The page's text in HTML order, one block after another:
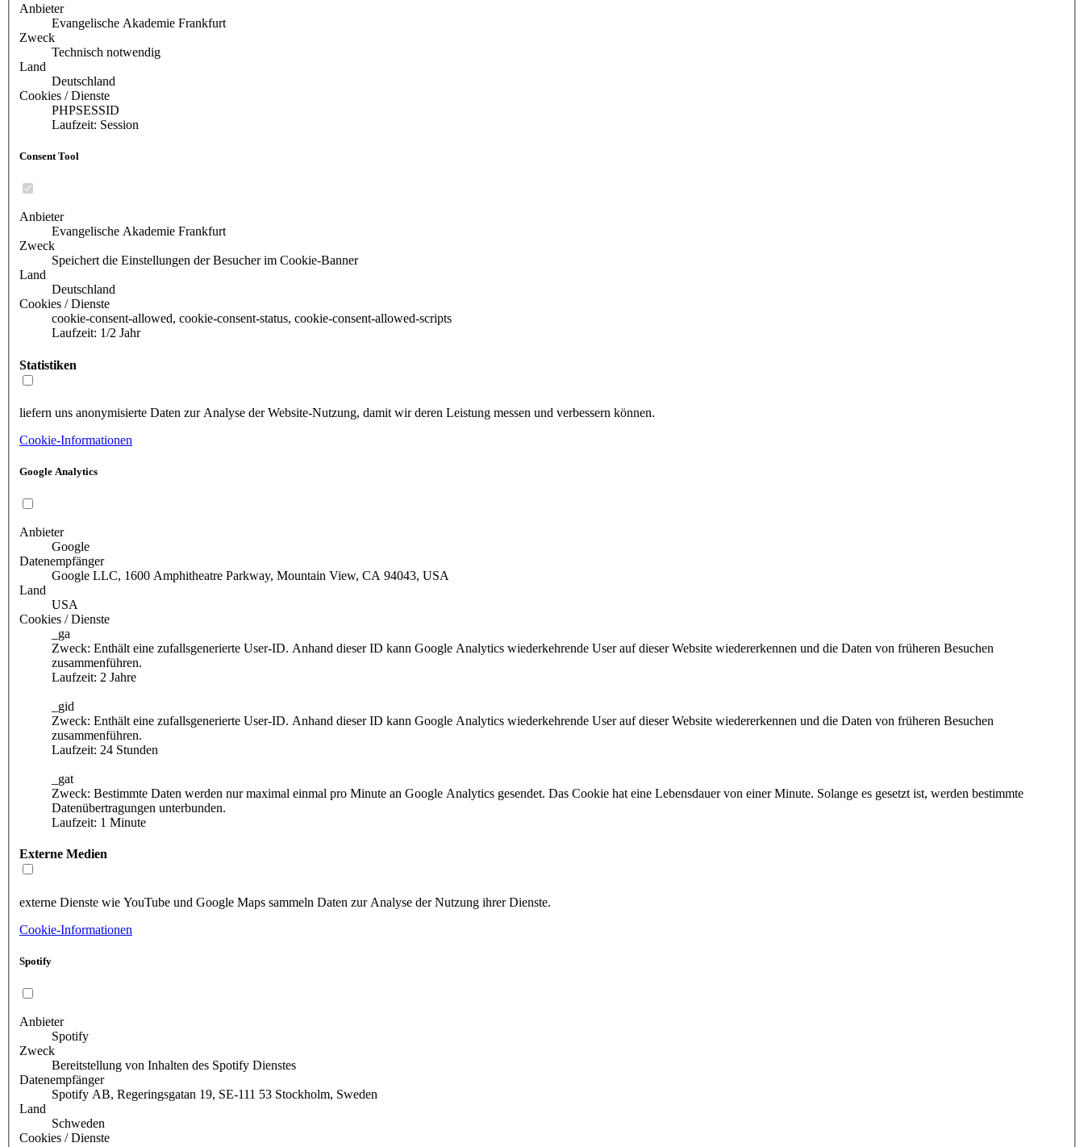
Anbieter
Evangelische Akademie Frankfurt
Zweck
Technisch notwendig
Land
Deutschland
Cookies / Dienste
PHPSESSID
Laufzeit: Session
Consent Tool
Anbieter
Evangelische Akademie Frankfurt
Zweck
Speichert die Einstellungen der Besucher im Cookie-Banner
Land
Deutschland
Cookies / Dienste
cookie-consent-allowed, cookie-consent-status, cookie-consent-allowed-scripts
Laufzeit: 1/2 Jahr
Statistiken
liefern uns anonymisierte Daten zur Analyse der Website-Nutzung, damit wir deren Leistung messen und verbessern können.
Cookie-Informationen
Google Analytics
Anbieter
Google
Datenempfänger
Google LLC, 1600 Amphitheatre Parkway, Mountain View, CA 94043, USA
Land
USA
Cookies / Dienste
_ga
Zweck: Enthält eine zufallsgenerierte User-ID. Anhand dieser ID kann Google Analytics wiederkehrende User auf dieser Website wiedererkennen und die Daten von früheren Besuchen
zusammenführen.
Laufzeit: 2 Jahre
_gid
Zweck: Enthält eine zufallsgenerierte User-ID. Anhand dieser ID kann Google Analytics wiederkehrende User auf dieser Website wiedererkennen und die Daten von früheren Besuchen
zusammenführen.
Laufzeit: 24 Stunden
_gat
Zweck: Bestimmte Daten werden nur maximal einmal pro Minute an Google Analytics gesendet. Das Cookie hat eine Lebensdauer von einer Minute. Solange es gesetzt ist, werden bestimmte
Datenübertragungen unterbunden.
Laufzeit: 1 Minute
Externe Medien
externe Dienste wie YouTube und Google Maps sammeln Daten zur Analyse der Nutzung ihrer Dienste.
Cookie-Informationen
Spotify
Anbieter
Spotify
Zweck
Bereitstellung von Inhalten des Spotify Dienstes
Datenempfänger
Spotify AB, Regeringsgatan 19, SE-111 53 Stockholm, Sweden
Land
Schweden
Cookies / Dienste